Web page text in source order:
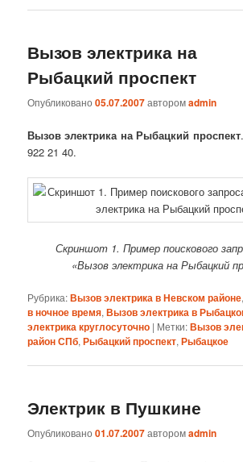
Вызов электрика на
Рыбацкий проспект
Опубликовано05.07.2007авторомadmin
Вызов электрика на Рыбацкий проспект
922 21 40.
Скриншот 1. Пример поискового
«Вызов электрика на Рыбацкий
Рубрика:Вызов электрика в Невском районе
в ночное время,Вызов электрика в
электрика круглосуточно | Метки:Вызов
район СПб,Рыбацкий проспект,Рыбацкое
Электрик в Пушкине
Опубликовано01.07.2007авторомadmin